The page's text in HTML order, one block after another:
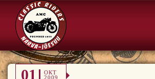
01
ОКТ
2009